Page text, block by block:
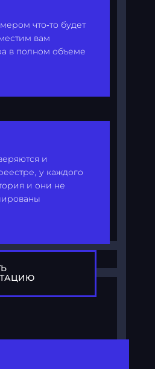
что-то будет
вам
в полном объеме
и
у каждого
и они не